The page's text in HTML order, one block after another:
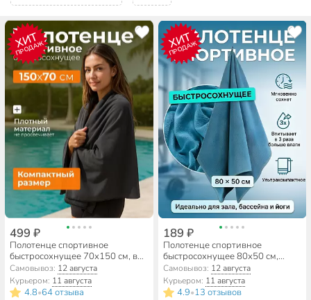
ХИТ
ПРОДАЖ
499 ₽
Полотенце спортивное
быстросохнущее 70х150 см, в
чехле, Китай, Y6-1948
Самовывоз: 12 августа
Курьером: 11 августа
4.8•64 отзыва
ХИТ
ПРОДАЖ
189 ₽
Полотенце спортивное
быстросохнущее 80х50 см,
полиэстер, Китай, A160163
Самовывоз: 12 августа
Курьером: 11 августа
4.9•13 отзывов